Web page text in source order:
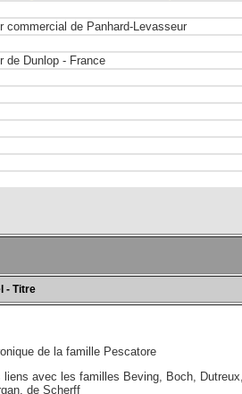
commercial de Panhard-Levasseur
de Dunlop - France
- Titre
de la famille Pescatore
liens avec les familles Beving, Boch,
de Scherff